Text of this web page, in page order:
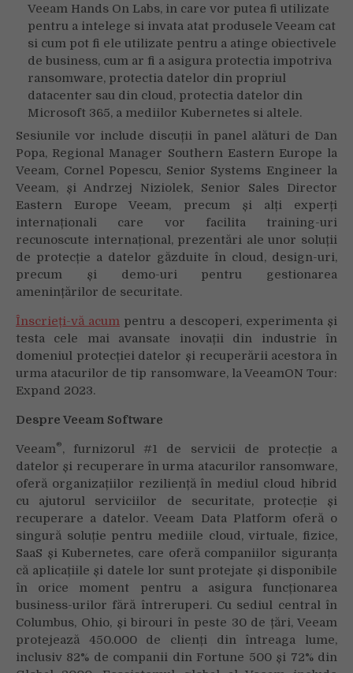
Veeam Hands On Labs, in care vor putea fi utilizate
pentru a intelege si invata atat produsele Veeam cat
si cum pot fi ele utilizate pentru a atinge obiectivele
de business, cum ar fi a asigura protectia impotriva
ransomware, protectia datelor din propriul
datacenter sau din cloud, protectia datelor din
Microsoft 365, a mediilor Kubernetes si altele.
Sesiunile vor include discuții în panel alături de Dan
Popa, Regional Manager Southern Eastern Europe la
Veeam, Cornel Popescu, Senior Systems Engineer la
Veeam, și Andrzej Niziolek, Senior Sales Director
Eastern Europe Veeam, precum și alți experți
internaționali care vor facilita training-uri
recunoscute internațional, prezentări ale unor soluții
de protecție a datelor găzduite în cloud, design-uri,
precum și demo-uri pentru gestionarea
amenințărilor de securitate.
Înscrieți-vă acum pentru a descoperi, experimenta și
testa cele mai avansate inovații din industrie în
domeniul protecției datelor și recuperării acestora în
urma atacurilor de tip ransomware, la VeeamON Tour:
Expand 2023.
Despre Veeam Software
Veeam®, furnizorul #1 de servicii de protecție a
datelor și recuperare în urma atacurilor ransomware,
oferă organizațiilor reziliență în mediul cloud hibrid
cu ajutorul serviciilor de securitate, protecție și
recuperare a datelor. Veeam Data Platform oferă o
singură soluție pentru mediile cloud, virtuale, fizice,
SaaS și Kubernetes, care oferă companiilor siguranța
că aplicațiile și datele lor sunt protejate și disponibile
în orice moment pentru a asigura funcționarea
business-urilor fără întreruperi. Cu sediul central în
Columbus, Ohio, și birouri în peste 30 de țări, Veeam
protejează 450.000 de clienți din întreaga lume,
inclusiv 82% de companii din Fortune 500 și 72% din